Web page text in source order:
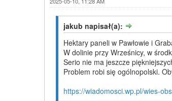
jakub napisał(a):
Hektary paneli w Pawłowie i
W dolinie przy Wrześnicy, w
Serio nie ma jeszcze
Problem robi się ogólnopolski.
https://wiadomosci.wp.pl/wies-